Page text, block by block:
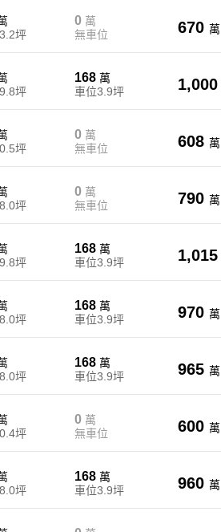
坪
0 萬
無車位
670 萬
坪
168萬
車位3.9坪
1,000
坪
0 萬
無車位
608 萬
坪
0 萬
無車位
790 萬
坪
168萬
車位3.9坪
1,015
坪
168萬
車位3.9坪
970 萬
坪
168萬
車位3.9坪
965 萬
坪
0 萬
無車位
600 萬
坪
168萬
車位3.9坪
960 萬